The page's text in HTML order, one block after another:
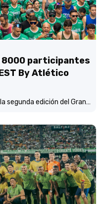
8000 participantes
By Atlético
Con más de 8 MIL participantes la segunda edición del Grandeza Run Fest fue más que un éxito total.